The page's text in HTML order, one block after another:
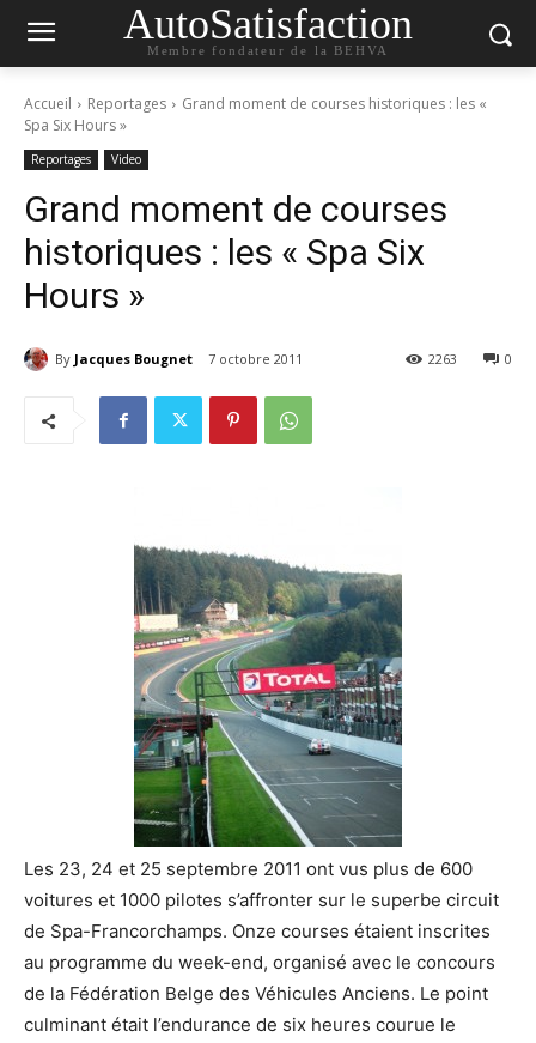
AutoSatisfaction
Membre fondateur de la BEHVA
Accueil Reportages
Grand moment de courses historiques : les «
Spa Six Hours »
Reportages Video
Grand moment de courses
historiques : les « Spa Six
Hours »
By Jacques Bougnet 7 octobre 2011 0
2263
Les 23, 24 et 25 septembre 2011 ont vus plus de 600
voitures et 1000 pilotes s’affronter sur le superbe circuit
de Spa-Francorchamps. Onze courses étaient inscrites
au programme du week-end, organisé avec le concours
de la Fédération Belge des Véhicules Anciens. Le point
culminant était l’endurance de six heures courue le